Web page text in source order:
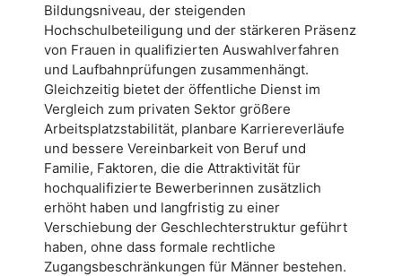
Bildungsniveau, der steigenden
Hochschulbeteiligung und der stärkeren Präsenz
von Frauen in qualifizierten Auswahlverfahren
und Laufbahnprüfungen zusammenhängt.
Gleichzeitig bietet der öffentliche Dienst im
Vergleich zum privaten Sektor größere
Arbeitsplatzstabilität, planbare Karriereverläufe
und bessere Vereinbarkeit von Beruf und
Familie, Faktoren, die die Attraktivität für
hochqualifizierte Bewerberinnen zusätzlich
erhöht haben und langfristig zu einer
Verschiebung der Geschlechterstruktur geführt
haben, ohne dass formale rechtliche
Zugangsbeschränkungen für Männer bestehen.